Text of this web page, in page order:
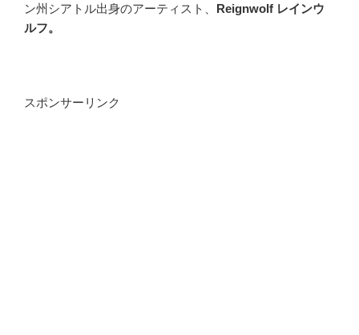
ン州シアトル出身のアーティスト、 Reignwolf レインウ
ルフ。
スポンサーリンク